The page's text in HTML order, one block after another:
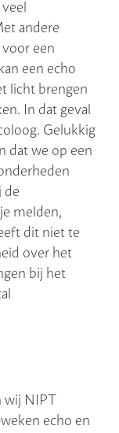
andere
een
een echo
licht brengen
In dat geval
Gelukkig
dat we op een
de
melden,
dit niet te
over het
bij het
wij NIPT
echo en